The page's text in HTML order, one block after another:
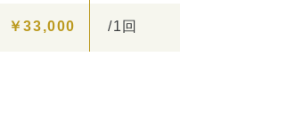
￥33,000 /1回